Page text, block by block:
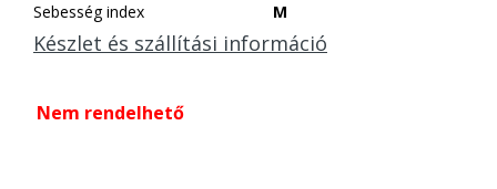
Sebesség index
M
Készlet és szállítási információ
Nem rendelhető